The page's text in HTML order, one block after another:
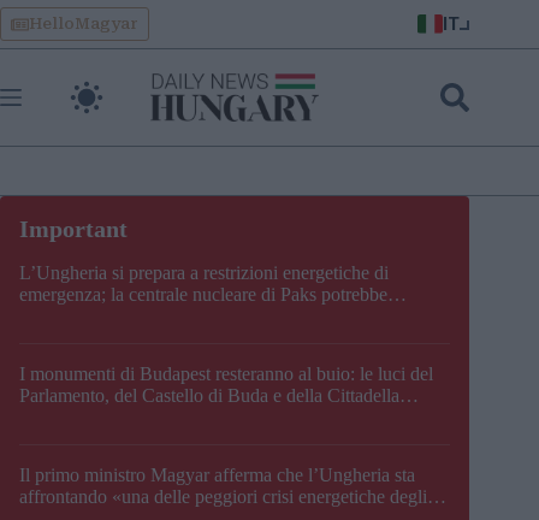
Skip
to
content
HelloMagyar IT
L’Ungheria si prepara a restrizioni energetiche di
emergenza; la centrale nucleare di Paks potrebbe
I monumenti di Budapest resteranno al buio: le luci del
Parlamento, del Castello di Buda e della Cittadella
Il primo ministro Magyar afferma che l’Ungheria sta
affrontando «una delle peggiori crisi energetiche degli